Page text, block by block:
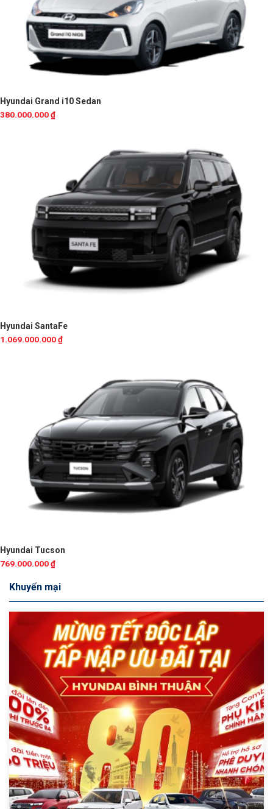
Hyundai Grand i10 Sedan
380.000.000₫
Hyundai SantaFe
1.069.000.000₫
Hyundai Tucson
769.000.000₫
Khuyến mại